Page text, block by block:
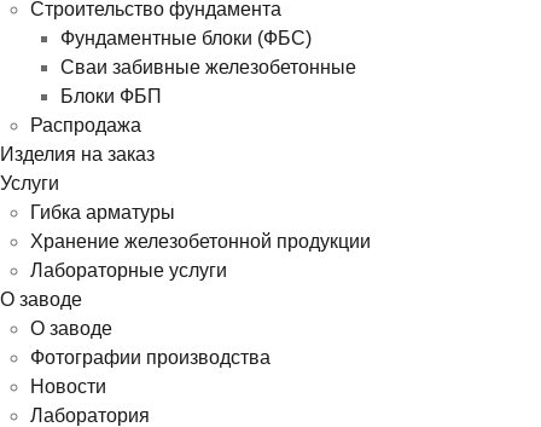
Строительство фундамента
Фундаментные блоки (ФБС)
Сваи забивные железобетонные
Блоки ФБП
Распродажа
Изделия на заказ
Услуги
Гибка арматуры
Хранение железобетонной продукции
Лабораторные услуги
О заводе
О заводе
Фотографии производства
Новости
Лаборатория